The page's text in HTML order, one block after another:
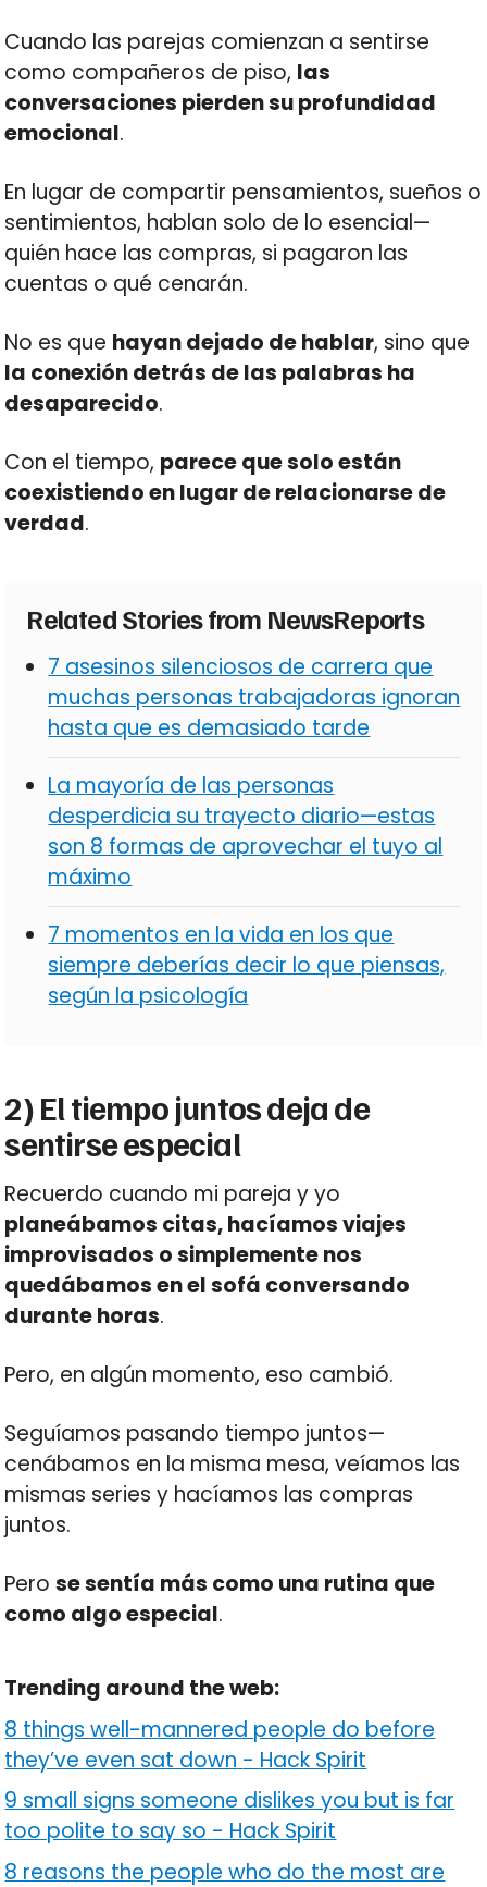
Cuando las parejas comienzan a sentirse
como compañeros de piso, las
conversaciones pierden su profundidad
emocional.
En lugar de compartir pensamientos, sueños o
sentimientos, hablan solo de lo esencial—
quién hace las compras, si pagaron las
cuentas o qué cenarán.
No es que hayan dejado de hablar, sino que
la conexión detrás de las palabras ha
desaparecido.
Con el tiempo, parece que solo están
coexistiendo en lugar de relacionarse de
verdad.
Related Stories from NewsReports
7 asesinos silenciosos de carrera que
muchas personas trabajadoras ignoran
hasta que es demasiado tarde
La mayoría de las personas
desperdicia su trayecto diario—estas
son 8 formas de aprovechar el tuyo al
máximo
7 momentos en la vida en los que
siempre deberías decir lo que piensas,
según la psicología
2) El tiempo juntos deja de
sentirse especial
Recuerdo cuando mi pareja y yo
planeábamos citas, hacíamos viajes
improvisados o simplemente nos
quedábamos en el sofá conversando
durante horas.
Pero, en algún momento, eso cambió.
Seguíamos pasando tiempo juntos—
cenábamos en la misma mesa, veíamos las
mismas series y hacíamos las compras
juntos.
Perose sentía más como una rutina que
como algo especial.
Trending around the web:
8 things well-mannered people do before
they’ve even sat down - Hack Spirit
9 small signs someone dislikes you but is far
too polite to say so-Hack Spirit
8 reasons the people who do the most are